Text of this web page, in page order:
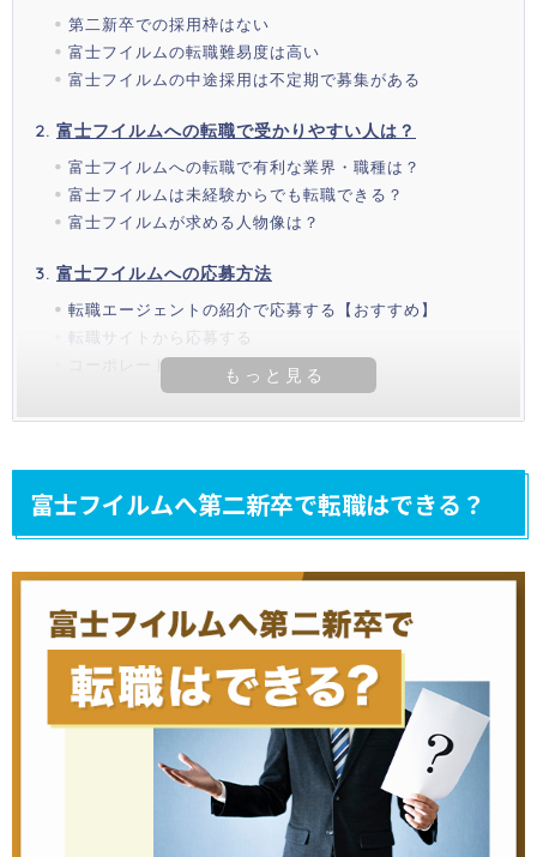
第二新卒での採用枠はない
富士フイルムの転職難易度は高い
富士フイルムの中途採用は不定期で募集がある
富士フイルムへの転職で受かりやすい人は？
富士フイルムへの転職で有利な業界・職種は？
富士フイルムは未経験からでも転職できる？
富士フイルムが求める人物像は？
富士フイルムへの応募方法
転職エージェントの紹介で応募する【おすすめ】
転職サイトから応募する
コーポレートサイトから応募する
富士フイルムへ第二新卒で転職はできる？